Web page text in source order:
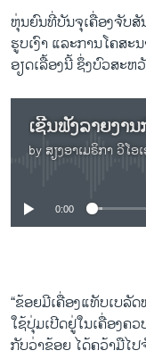
ລາຍການກະຈາຍສຽງ
ລາຍງານ
ຕິດຕາມພວກເຮົາ ທີ່
ຫຸ່ນຍົນທີ່ບັນຈຸເຄື່ອງ​ຈັບ​ສັ
ຮູບເງົາ ແລະການໂຄສະ
ອຽດເລື້ອງນີ້ ຊຶ່ງ​ບົວ​ສະ​
by ສຽງອາເມຣິກາ ວີໂອ
No
0:00
“ຂ້ອຍ​ມີ​ເຄື່ອງ​ແທັບ​ເບ​ລັ
ໃຊ້​ປຸ່ມ​ເປີດຢູ່​ໃນເຄື່ອງ​ຄ
ກັບ​ວ່າ​ຂ້ອຍ ​ໄດ້ຄ​ວ້າ​ມື​ໄປ​